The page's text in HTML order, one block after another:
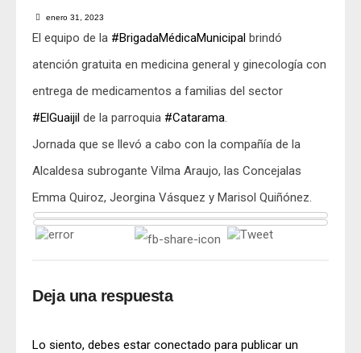
enero 31, 2023
El equipo de la #BrigadaMédicaMunicipal brindó
atención gratuita en medicina general y ginecología con
entrega de medicamentos a familias del sector
#ElGuaijil de la parroquia #Catarama.
Jornada que se llevó a cabo con la compañía de la
Alcaldesa subrogante Vilma Araujo, las Concejalas
Emma Quiroz, Jeorgina Vásquez y Marisol Quiñónez.
Deja una respuesta
Lo siento, debes estar conectado para publicar un